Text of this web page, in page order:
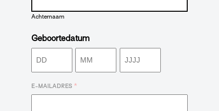
Achternaam
Geboortedatum
Dag Maand Jaar
E-MAILADRES *